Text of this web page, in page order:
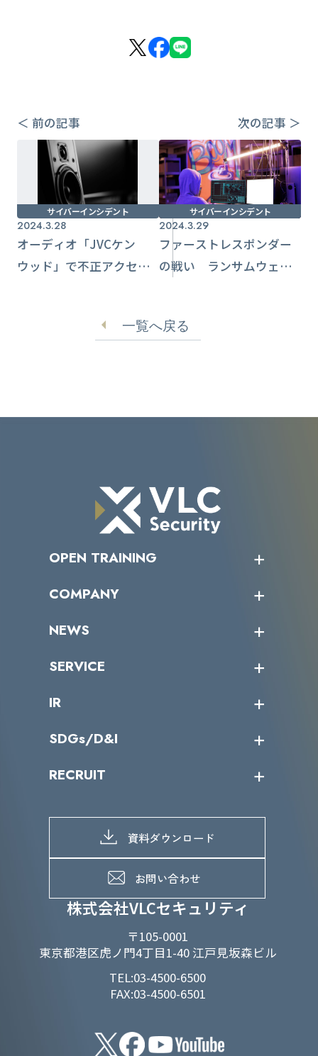
＜ 前の記事 次の記事 ＞
サイバーインシデント
2024.3.28
オーディオ「JVCケン
ウッド」で不正アクセス
サイバーインシデント
2024.3.29
ファーストレスポンダー
の戦い ランサムウェア
一覧へ戻る
株式会社VLCセキュリティ
〒105-0001
東京都港区虎ノ門4丁目1-40 江戸見坂森ビル
TEL:03-4500-6500
FAX:03-4500-6501
OPEN TRAINING
受講者の声
COMPANY
トップメッセージ
ミッション／ビジョン
パートナー企業一覧
NEWS
サイバーニュース
SERVICE
カテゴリー別サービス一覧
IR
IRカレンダー
IRライブラリー
よくあるご質問
SDGs/D&I
当グループのマテリアリティ
SDGs推進体制
D&Iの取り組み
RECRUIT
募集職種一覧
メッセージ
メンバーインタビュー
資料ダウンロード
お問い合わせ